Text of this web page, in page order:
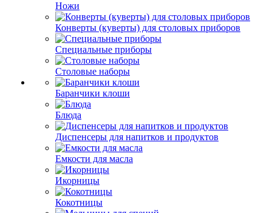
Ножи
Конверты (куверты) для столовых приборов
Специальные приборы
Столовые наборы
Баранчики клоши
Блюда
Диспенсеры для напитков и продуктов
Емкости для масла
Икорницы
Кокотницы